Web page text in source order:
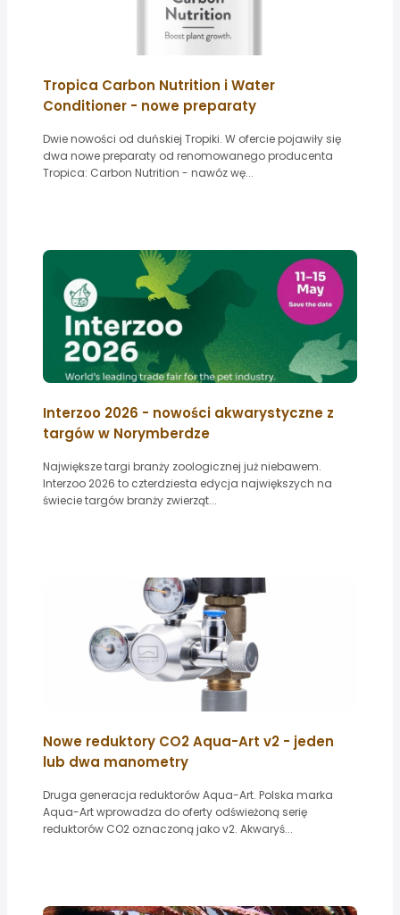
Tropica Carbon Nutrition i Water
Conditioner - nowe preparaty
Dwie nowości od duńskiej Tropiki. W ofercie pojawiły się
dwa nowe preparaty od renomowanego producenta
Tropica: Carbon Nutrition - nawóz wę...
Interzoo 2026 - nowości akwarystyczne z
targów w Norymberdze
Największe targi branży zoologicznej już niebawem.
Interzoo 2026 to czterdziesta edycja największych na
świecie targów branży zwierząt...
Nowe reduktory CO2 Aqua-Art v2 - jeden
lub dwa manometry
Druga generacja reduktorów Aqua-Art. Polska marka
Aqua-Art wprowadza do oferty odświeżoną serię
reduktorów CO2 oznaczoną jako v2. Akwaryś...